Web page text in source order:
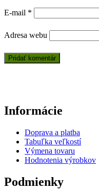
E-mail *
Adresa webu
Informácie
Doprava a platba
Tabuľka veľkostí
Výmena tovaru
Hodnotenia výrobkov
Podmienky